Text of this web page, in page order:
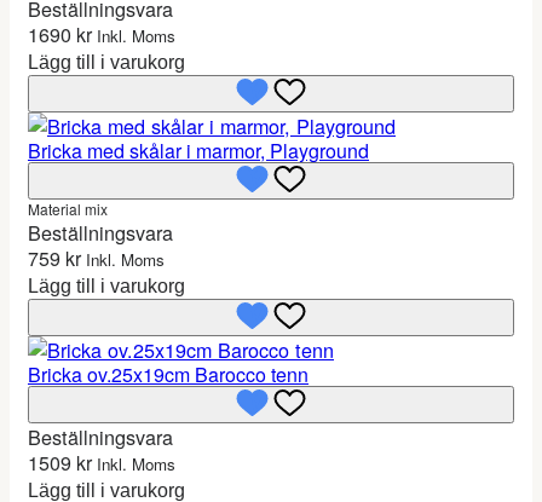
r
:
1
4
k
r
.
k
r
Beställningsvara
1690 kr Inkl. Moms
Lägg till i varukorg
Bricka med skålar i marmor, Playground
Material mix
Beställningsvara
759 kr Inkl. Moms
Lägg till i varukorg
Bricka ov.25x19cm Barocco tenn
Beställningsvara
1509 kr Inkl. Moms
Lägg till i varukorg